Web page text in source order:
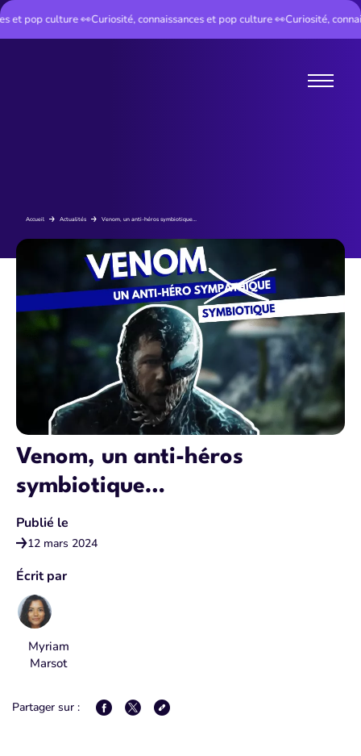
pop culture 👀Curiosité, connaissances et pop culture 👀Curiosité,
Accueil Actualités Venom, un anti-héros symbiotique…
Venom, un anti-héros
symbiotique…
Publié le
12 mars 2024
Écrit par
Myriam
Marsot
Partager sur :